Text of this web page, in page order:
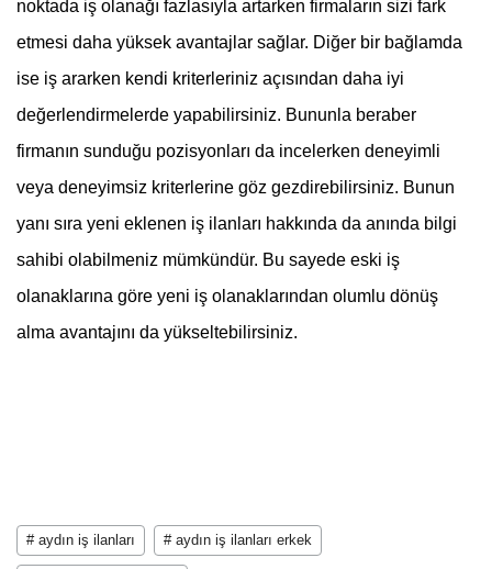
noktada iş olanağı fazlasıyla artarken firmaların sizi fark
etmesi daha yüksek avantajlar sağlar. Diğer bir bağlamda
ise iş ararken kendi kriterleriniz açısından daha iyi
değerlendirmelerde yapabilirsiniz. Bununla beraber
firmanın sunduğu pozisyonları da incelerken deneyimli
veya deneyimsiz kriterlerine göz gezdirebilirsiniz. Bunun
yanı sıra yeni eklenen iş ilanları hakkında da anında bilgi
sahibi olabilmeniz mümkündür. Bu sayede eski iş
olanaklarına göre yeni iş olanaklarından olumlu dönüş
alma avantajını da yükseltebilirsiniz.
# aydın iş ilanları # aydın iş ilanları erkek